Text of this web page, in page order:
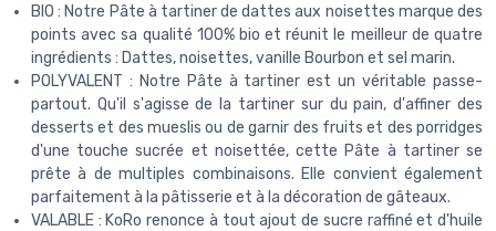
BIO : Notre Pâte à tartiner de dattes aux noisettes marque des
points avec sa qualité 100% bio et réunit le meilleur de quatre
ingrédients : Dattes, noisettes, vanille Bourbon et sel marin.
POLYVALENT : Notre Pâte à tartiner est un véritable passe-
partout. Qu'il s'agisse de la tartiner sur du pain, d'affiner des
desserts et des mueslis ou de garnir des fruits et des porridges
d'une touche sucrée et noisettée, cette Pâte à tartiner se
prête à de multiples combinaisons. Elle convient également
parfaitement à la pâtisserie et à la décoration de gâteaux.
VALABLE : KoRo renonce à tout ajout de sucre raffiné et d'huile